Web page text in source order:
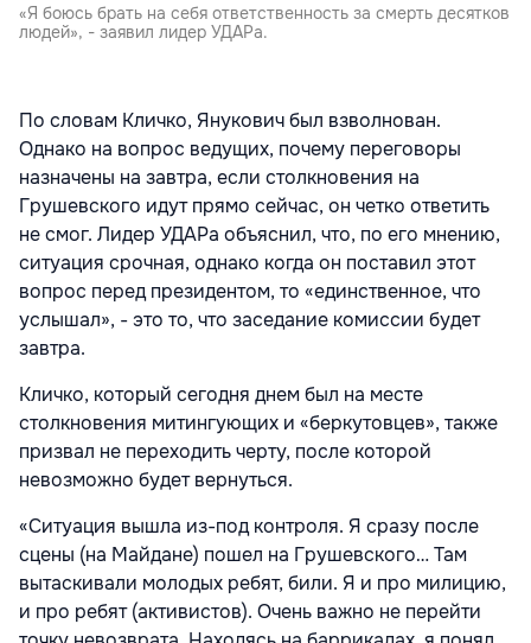
«Я боюсь брать на себя ответственность за смерть десятков
людей», - заявил лидер УДАРа.
По словам Кличко, Янукович был взволнован.
Однако на вопрос ведущих, почему переговоры
назначены на завтра, если столкновения на
Грушевского идут прямо сейчас, он четко ответить
не смог. Лидер УДАРа объяснил, что, по его мнению,
ситуация срочная, однако когда он поставил этот
вопрос перед президентом, то «единственное, что
услышал», - это то, что заседание комиссии будет
завтра.
Кличко, который сегодня днем был на месте
столкновения митингующих и «беркутовцев», также
призвал не переходить черту, после которой
невозможно будет вернуться.
«Ситуация вышла из-под контроля. Я сразу после
сцены (на Майдане) пошел на Грушевского… Там
вытаскивали молодых ребят, били. Я и про милицию,
и про ребят (активистов). Очень важно не перейти